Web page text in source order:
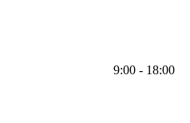
9:00 - 18:00